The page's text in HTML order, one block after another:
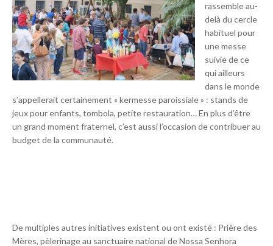
rassemble au-
delà du cercle
habituel pour
une messe
suivie de ce
qui ailleurs
dans le monde
s’appellerait certainement « kermesse paroissiale » : stands de
jeux pour enfants, tombola, petite restauration… En plus d’être
un grand moment fraternel, c’est aussi l’occasion de contribuer au
budget de la communauté.
De multiples autres initiatives existent ou ont existé : Prière des
Mères, pèlerinage au sanctuaire national de Nossa Senhora